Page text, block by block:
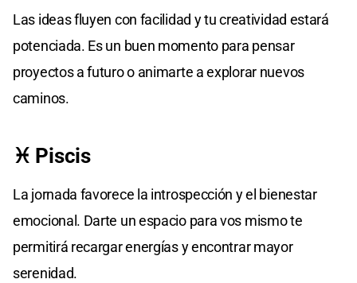
Las ideas fluyen con facilidad y tu creatividad estará
potenciada. Es un buen momento para pensar
proyectos a futuro o animarte a explorar nuevos
caminos.
♓ Piscis
La jornada favorece la introspección y el bienestar
emocional. Darte un espacio para vos mismo te
permitirá recargar energías y encontrar mayor
serenidad.